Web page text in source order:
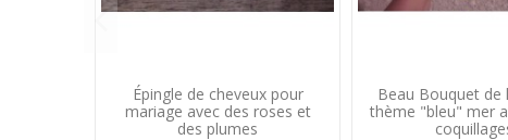
Épingle de cheveux pour
mariage avec des roses et
des plumes
Beau Bouquet de
thème "bleu" mer